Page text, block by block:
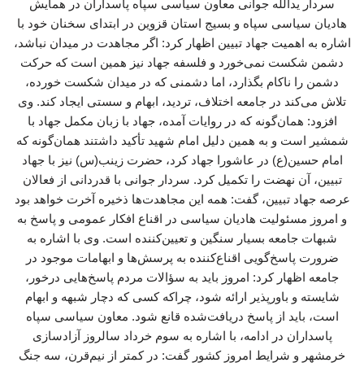
سردار یدالله جوانی معاون سیاسی سپاه پاسداران در همایش
هادیان سیاسی سپاه و بسیج استان قزوین در ابتدای سخنان خود با
اشاره به اهمیت جهاد تبیین اظهار کرد: اگر مجاهدت در میدان نباشد،
دشمن شکست نمی‌خورد و فلسفه جهاد نیز همین است که حرکت
دشمن را ناکام بگذارد، اما دشمنی که در میدان شکست خورده،
تلاش می‌کند در جامعه اختلاف، تردید، ابهام و سستی ایجاد کند. وی
افزود: همان‌گونه که در روایات آمده، جهاد با زبان مکمل جهاد با
شمشیر است و به همین دلیل امام شهید تأکید داشتند همان‌گونه که
امام حسین(ع) در عاشورا جهاد کرد، حضرت زینب(س) نیز با جهاد
تبیین، آن نهضت را تکمیل کرد. سردار جوانی با قدردانی از فعالان
عرصه جهاد تبیین، گفت: همه این مجاهدت‌ها ذخیره آخرت خواهد بود
و امروز مسئولیت هادیان سیاسی در اقناع افکار عمومی و پاسخ به
شبهات جامعه بسیار سنگین و تعیین‌کننده است. وی با اشاره به
ضرورت پاسخ‌گویی اقناع‌کننده به پرسش‌ها و ابهامات موجود در
جامعه اظهار کرد: امروز باید به سؤالات مردم پاسخ‌هایی درخور،
شایسته و باورپذیر ارائه شود، چراکه کسی که دچار شبهه و ابهام
است، باید از پاسخ دریافت‌شده قانع شود. معاون سیاسی سپاه
پاسداران در ادامه، با اشاره به سوم خرداد سالروز آزادسازی
خرمشهر و شرایط امروز کشور گفت: در کمتر از نیم‌قرن، سه جنگ